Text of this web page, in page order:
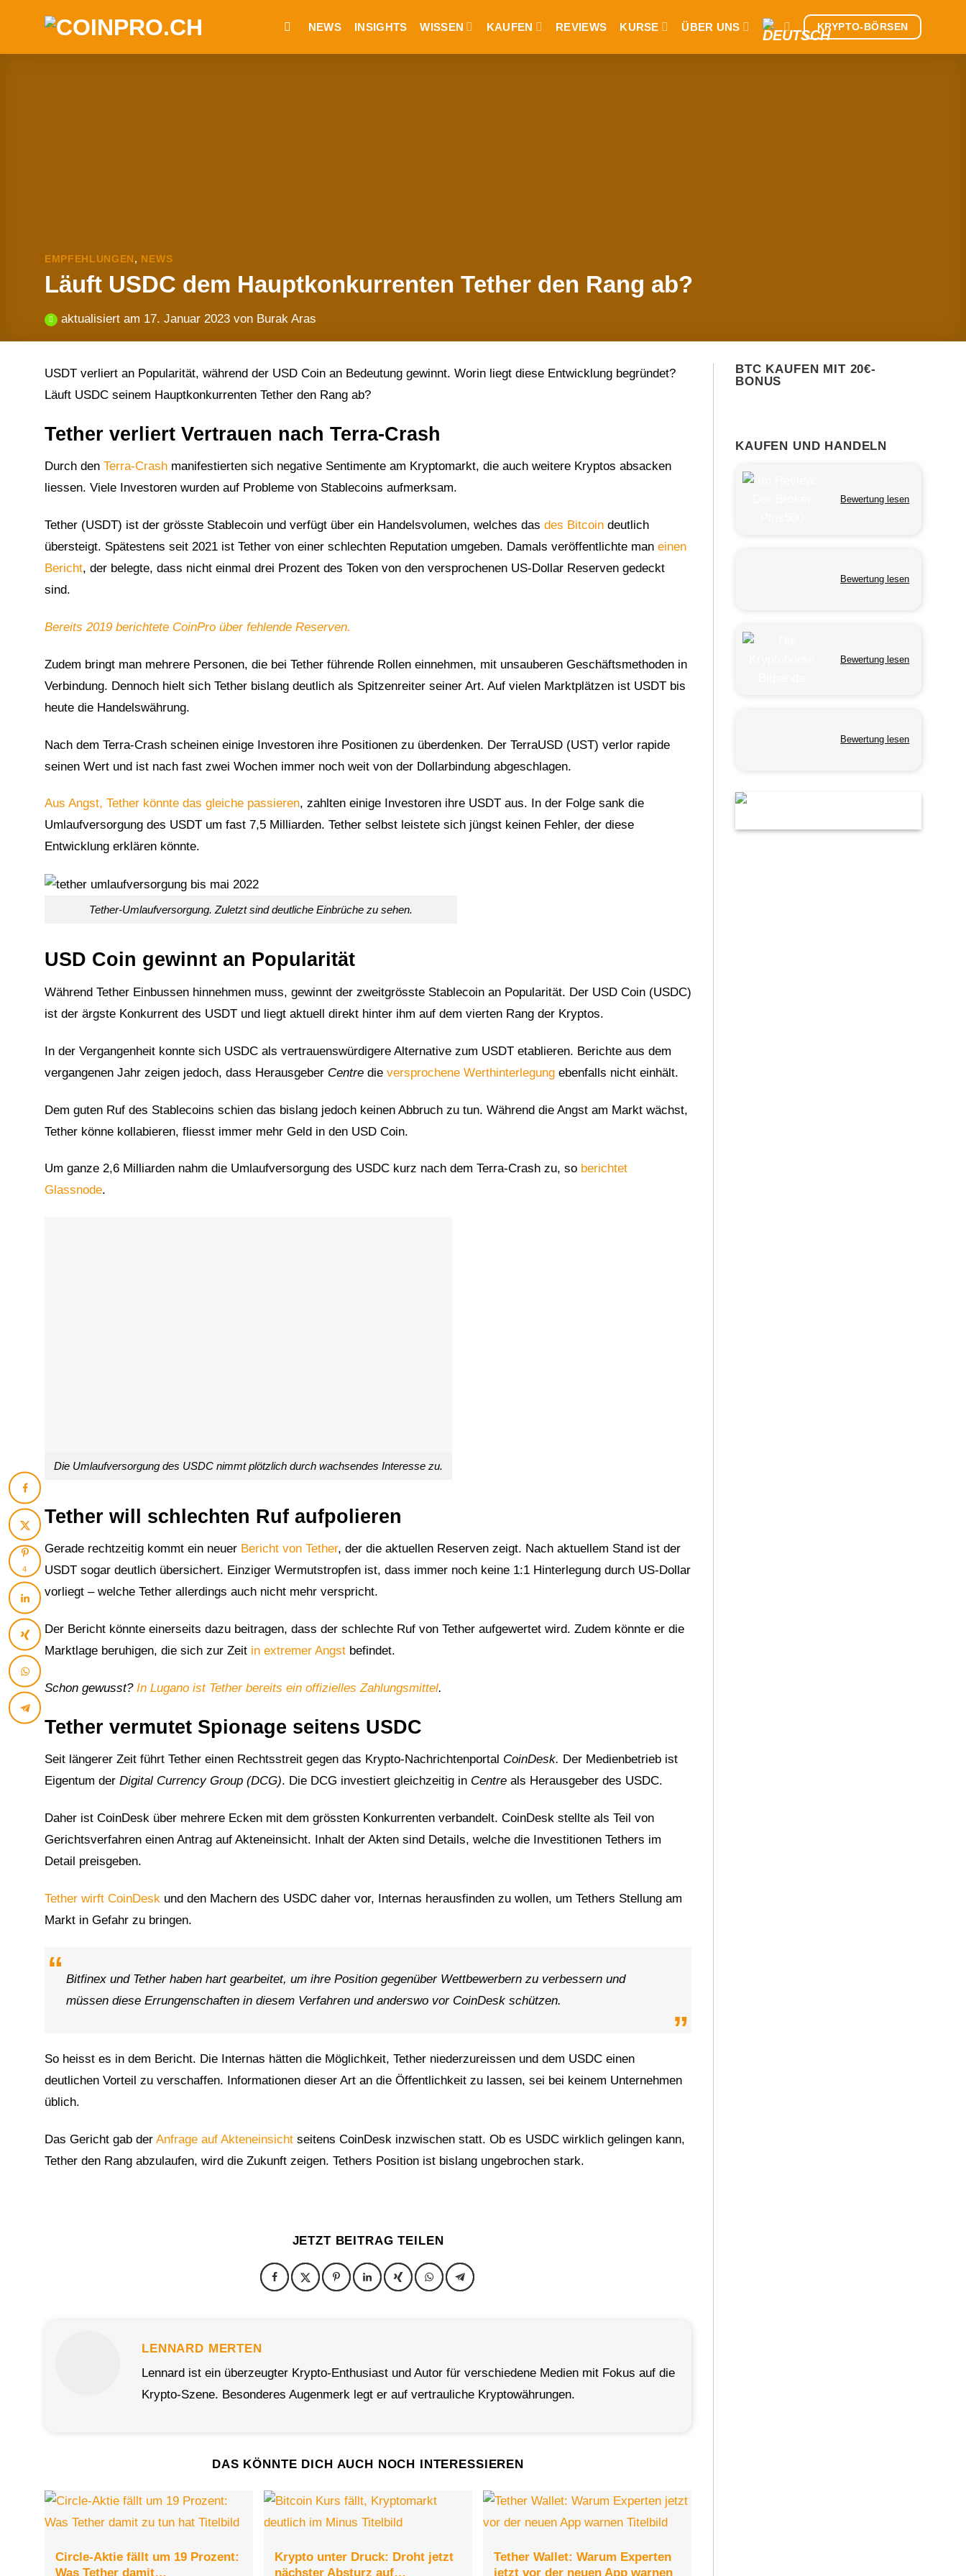
NEWS INSIGHTS WISSEN KAUFEN REVIEWS KURSE ÜBER UNS KRYPTO-BÖRSEN
EMPFEHLUNGEN , NEWS
Läuft USDC dem Hauptkonkurrenten Tether den Rang ab?
aktualisiert am 17. Januar 2023 von Burak Aras
USDT verliert an Popularität, während der USD Coin an Bedeutung gewinnt. Worin liegt diese Entwicklung begründet?
Läuft USDC seinem Hauptkonkurrenten Tether den Rang ab?
Tether verliert Vertrauen nach Terra-Crash
Durch den Terra-Crash manifestierten sich negative Sentimente am Kryptomarkt, die auch weitere Kryptos absacken
liessen. Viele Investoren wurden auf Probleme von Stablecoins aufmerksam.
Tether (USDT) ist der grösste Stablecoin und verfügt über ein Handelsvolumen, welches das des Bitcoin deutlich
übersteigt. Spätestens seit 2021 ist Tether von einer schlechten Reputation umgeben. Damals veröffentlichte man einen
Bericht, der belegte, dass nicht einmal drei Prozent des Token von den versprochenen US-Dollar Reserven gedeckt
sind.
Bereits 2019 berichtete CoinPro über fehlende Reserven.
Zudem bringt man mehrere Personen, die bei Tether führende Rollen einnehmen, mit unsauberen Geschäftsmethoden in
Verbindung. Dennoch hielt sich Tether bislang deutlich als Spitzenreiter seiner Art. Auf vielen Marktplätzen ist USDT bis
heute die Handelswährung.
Nach dem Terra-Crash scheinen einige Investoren ihre Positionen zu überdenken. Der TerraUSD (UST) verlor rapide
seinen Wert und ist nach fast zwei Wochen immer noch weit von der Dollarbindung abgeschlagen.
Aus Angst, Tether könnte das gleiche passieren, zahlten einige Investoren ihre USDT aus. In der Folge sank die
Umlaufversorgung des USDT um fast 7,5 Milliarden. Tether selbst leistete sich jüngst keinen Fehler, der diese
Entwicklung erklären könnte.
Tether-Umlaufversorgung. Zuletzt sind deutliche Einbrüche zu sehen.
USD Coin gewinnt an Popularität
Während Tether Einbussen hinnehmen muss, gewinnt der zweitgrösste Stablecoin an Popularität. Der USD Coin (USDC)
ist der ärgste Konkurrent des USDT und liegt aktuell direkt hinter ihm auf dem vierten Rang der Kryptos.
In der Vergangenheit konnte sich USDC als vertrauenswürdigere Alternative zum USDT etablieren. Berichte aus dem
vergangenen Jahr zeigen jedoch, dass Herausgeber Centre die versprochene Werthinterlegung ebenfalls nicht einhält.
Dem guten Ruf des Stablecoins schien das bislang jedoch keinen Abbruch zu tun. Während die Angst am Markt wächst,
Tether könne kollabieren, fliesst immer mehr Geld in den USD Coin.
Um ganze 2,6 Milliarden nahm die Umlaufversorgung des USDC kurz nach dem Terra-Crash zu, so berichtet
Glassnode.
Die Umlaufversorgung des USDC nimmt plötzlich durch wachsendes Interesse zu.
Tether will schlechten Ruf aufpolieren
Gerade rechtzeitig kommt ein neuer Bericht von Tether, der die aktuellen Reserven zeigt. Nach aktuellem Stand ist der
USDT sogar deutlich übersichert. Einziger Wermutstropfen ist, dass immer noch keine 1:1 Hinterlegung durch US-Dollar
vorliegt – welche Tether allerdings auch nicht mehr verspricht.
Der Bericht könnte einerseits dazu beitragen, dass der schlechte Ruf von Tether aufgewertet wird. Zudem könnte er die
Marktlage beruhigen, die sich zur Zeit in extremer Angst befindet.
Schon gewusst? In Lugano ist Tether bereits ein offizielles Zahlungsmittel.
Tether vermutet Spionage seitens USDC
Seit längerer Zeit führt Tether einen Rechtsstreit gegen das Krypto-Nachrichtenportal CoinDesk. Der Medienbetrieb ist
Eigentum der Digital Currency Group (DCG). Die DCG investiert gleichzeitig in Centre als Herausgeber des USDC.
Daher ist CoinDesk über mehrere Ecken mit dem grössten Konkurrenten verbandelt. CoinDesk stellte als Teil von
Gerichtsverfahren einen Antrag auf Akteneinsicht. Inhalt der Akten sind Details, welche die Investitionen Tethers im
Detail preisgeben.
Tether wirft CoinDesk und den Machern des USDC daher vor, Internas herausfinden zu wollen, um Tethers Stellung am
Markt in Gefahr zu bringen.
Bitfinex und Tether haben hart gearbeitet, um ihre Position gegenüber Wettbewerbern zu verbessern und
müssen diese Errungenschaften in diesem Verfahren und anderswo vor CoinDesk schützen.
So heisst es in dem Bericht. Die Internas hätten die Möglichkeit, Tether niederzureissen und dem USDC einen
deutlichen Vorteil zu verschaffen. Informationen dieser Art an die Öffentlichkeit zu lassen, sei bei keinem Unternehmen
üblich.
Das Gericht gab der Anfrage auf Akteneinsicht seitens CoinDesk inzwischen statt. Ob es USDC wirklich gelingen kann,
Tether den Rang abzulaufen, wird die Zukunft zeigen. Tethers Position ist bislang ungebrochen stark.
JETZT BEITRAG TEILEN
LENNARD MERTEN
Lennard ist ein überzeugter Krypto-Enthusiast und Autor für verschiedene Medien mit Fokus auf die
Krypto-Szene. Besonderes Augenmerk legt er auf vertrauliche Kryptowährungen.
DAS KÖNNTE DICH AUCH NOCH INTERESSIEREN
Circle-Aktie fällt um 19 Prozent:
Was Tether damit…
Krypto unter Druck: Droht jetzt
nächster Absturz auf…
Tether Wallet: Warum Experten
jetzt vor der neuen App warnen
BTC KAUFEN MIT 20€-
BONUS
KAUFEN UND HANDELN
Bewertung lesen
Bewertung lesen
Bewertung lesen
Bewertung lesen
4